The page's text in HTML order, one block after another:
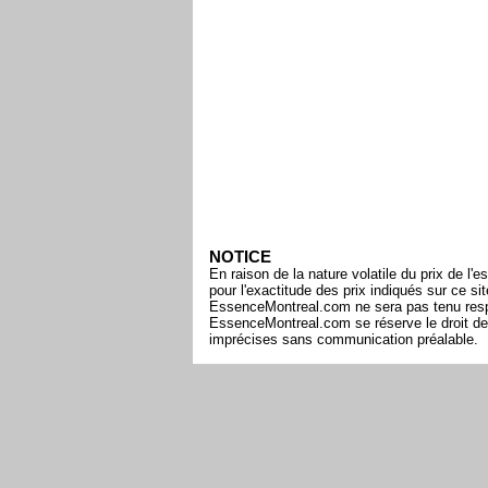
NOTICE
En raison de la nature volatile du prix de
pour l'exactitude des prix indiqués sur ce
EssenceMontreal.com ne sera pas tenu
EssenceMontreal.com se réserve le droit
imprécises sans communication préalable.